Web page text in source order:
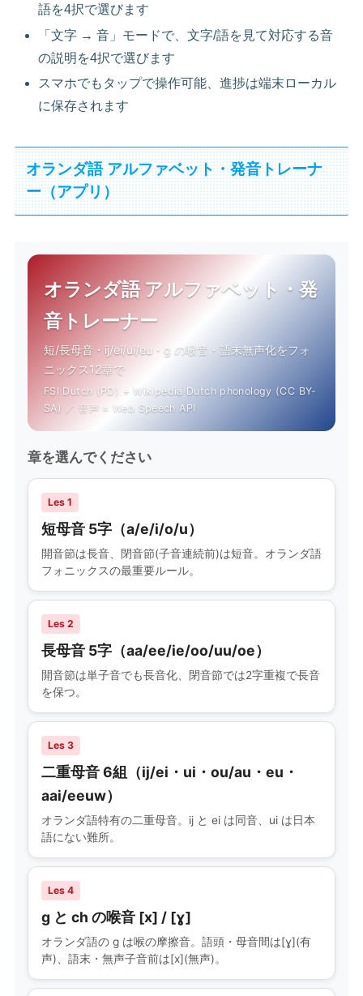
語を4択で選びます
「文字 → 音」モードで、文字/語を見て対応する音
の説明を4択で選びます
スマホでもタップで操作可能、進捗は端末ローカル
に保存されます
オランダ語 アルファベット・発音トレーナ
ー（アプリ）